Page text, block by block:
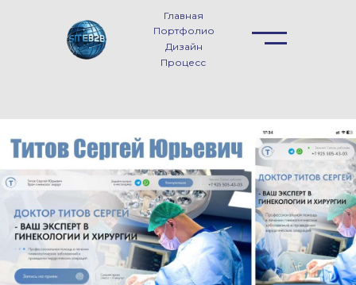
Портфолио
Дизайн
Процесс
Главная